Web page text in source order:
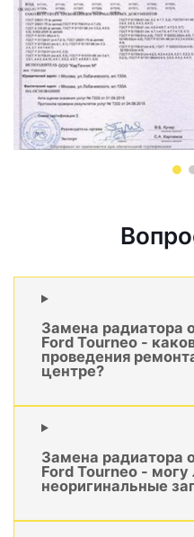
Замена радиатора
Ford Tourneo -
проведения
центре?
Замена радиатора
Ford Tourneo - могу
неоригинальные